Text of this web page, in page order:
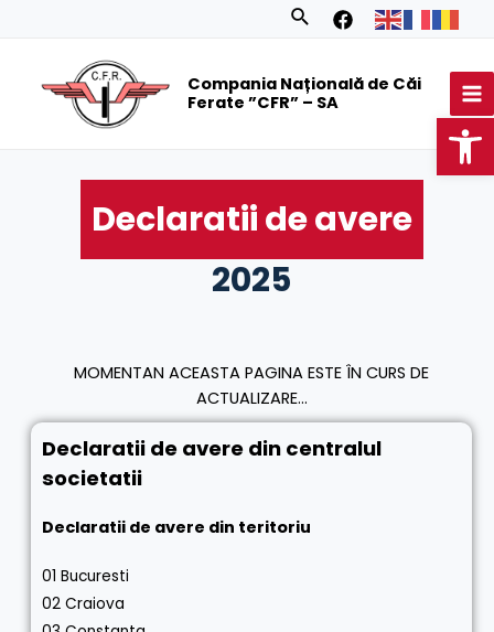
Search
Compania Națională de Căi
Ferate ”CFR” – SA
Declaratii de avere
2025
MOMENTAN ACEASTA PAGINA ESTE ÎN CURS DE
ACTUALIZARE...
Declaratii de avere din centralul
societatii
Declaratii de avere din teritoriu
01 Bucuresti
02 Craiova